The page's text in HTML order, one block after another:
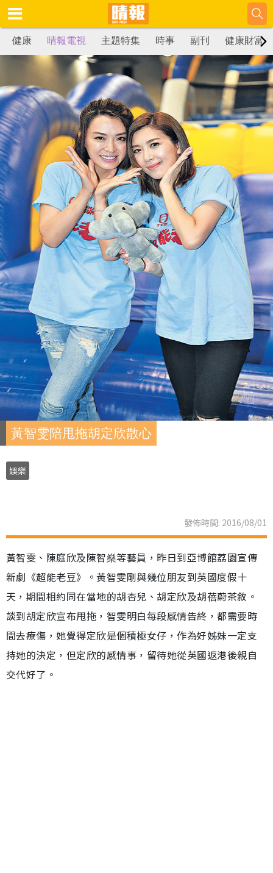
健康 晴報電視 主題特集 時事 副刊 健康財富
黃智雯陪甩拖胡定欣散心
娛樂
發佈時間: 2016/08/01
黃智雯、陳庭欣及陳智燊等藝員，昨日到亞博館荔園宣傳
新劇《超能老豆》。黃智雯剛與幾位朋友到英國度假十
天，期間相約同在當地的胡杏兒、胡定欣及胡蓓蔚茶敘。
談到胡定欣宣布甩拖，智雯明白每段感情告終，都需要時
間去療傷，她覺得定欣是個積極女仔，作為好姊妹一定支
持她的決定，但定欣的感情事，留待她從英國返港後親自
交代好了。